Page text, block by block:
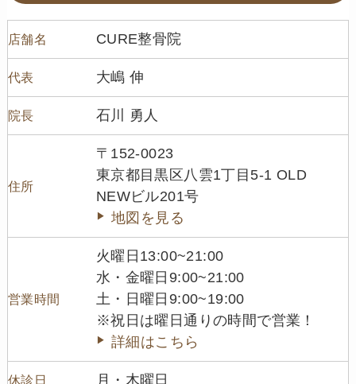
店舗名 CURE整骨院
代表 大嶋 伸
院長 石川 勇人
住所
〒152-0023
東京都目黒区八雲1丁目5-1 OLD
NEWビル201号
地図を見る
営業時間
火曜日13:00~21:00
水・金曜日9:00~21:00
土・日曜日9:00~19:00
※祝日は曜日通りの時間で営業！
詳細はこちら
休診日 月・木曜日